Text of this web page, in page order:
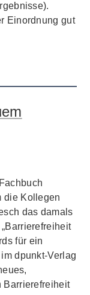
Einordnung gut
die Kollegen
das damals
für ein
dpunkt-Verlag
Barrierefreiheit